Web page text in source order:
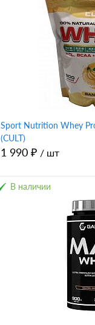
Купить в 1 клик
В избранное
шоколад
Sport Nutrition Whey
(CULT)
1 990 ₽ / шт
В
шоколад
В наличии